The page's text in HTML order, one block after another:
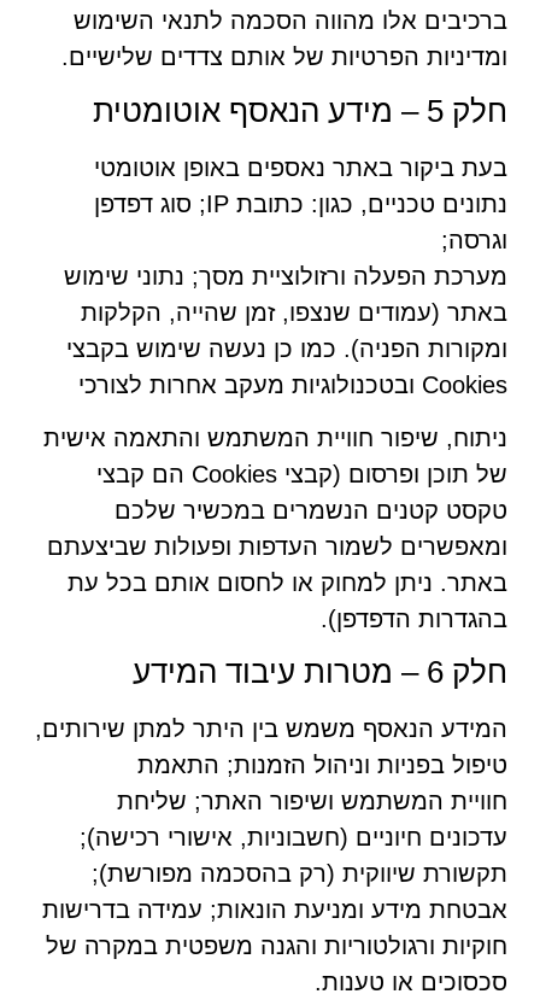
ברכיבים אלו מהווה הסכמה לתנאי השימוש
ומדיניות הפרטיות של אותם צדדים שלישיים.
חלק 5 – מידע הנאסף אוטומטית
בעת ביקור באתר נאספים באופן אוטומטי
נתונים טכניים, כגון: כתובת IP; סוג דפדפן
וגרסה;
מערכת הפעלה ורזולוציית מסך; נתוני שימוש
באתר (עמודים שנצפו, זמן שהייה, הקלקות
ומקורות הפניה). כמו כן נעשה שימוש בקבצי
Cookies ובטכנולוגיות מעקב אחרות לצורכי
ניתוח, שיפור חוויית המשתמש והתאמה אישית
של תוכן ופרסום (קבצי Cookies הם קבצי
טקסט קטנים הנשמרים במכשיר שלכם
ומאפשרים לשמור העדפות ופעולות שביצעתם
באתר. ניתן למחוק או לחסום אותם בכל עת
בהגדרות הדפדפן).
חלק 6 – מטרות עיבוד המידע
המידע הנאסף משמש בין היתר למתן שירותים,
טיפול בפניות וניהול הזמנות; התאמת
חוויית המשתמש ושיפור האתר; שליחת
עדכונים חיוניים (חשבוניות, אישורי רכישה);
תקשורת שיווקית (רק בהסכמה מפורשת);
אבטחת מידע ומניעת הונאות; עמידה בדרישות
חוקיות ורגולטוריות והגנה משפטית במקרה של
סכסוכים או טענות.